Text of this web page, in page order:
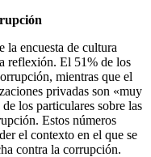
la encuesta de cultura
reflexión. El 51% de los
mientras que el
privadas son «muy
los particulares sobre las
Estos números
el contexto en el que se
contra la corrupción.